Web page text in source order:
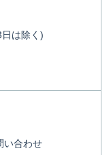
は除く)
い合わせ